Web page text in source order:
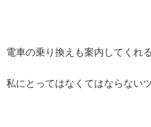
電車の乗り換えも案内してくれ
私にとってはなくてはならない